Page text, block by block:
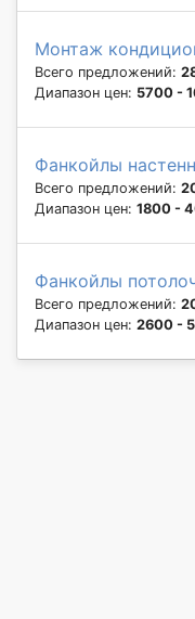
Монтаж
Всего предложений:
Диапазон цен: 5700 -
Фанкойлы
Всего предложений:
Диапазон цен: 1800 -
Фанкойлы
Всего предложений:
Диапазон цен: 2600 -